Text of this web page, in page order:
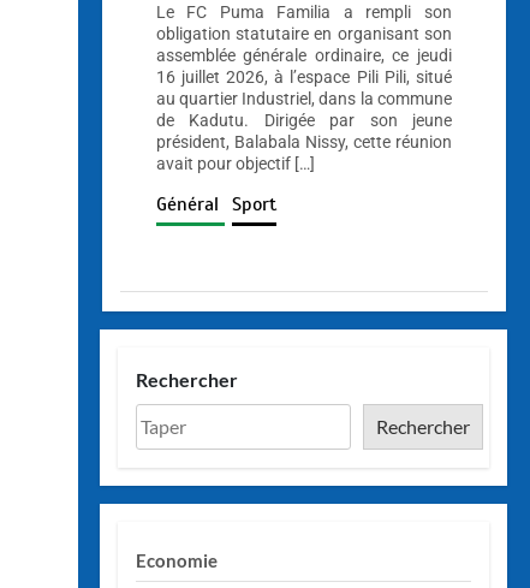
Le FC Puma Familia a rempli son
obligation statutaire en organisant son
assemblée générale ordinaire, ce jeudi
16 juillet 2026, à l’espace Pili Pili, situé
au quartier Industriel, dans la commune
de Kadutu. Dirigée par son jeune
président, Balabala Nissy, cette réunion
avait pour objectif […]
Général Sport
Rechercher
Rechercher
Economie